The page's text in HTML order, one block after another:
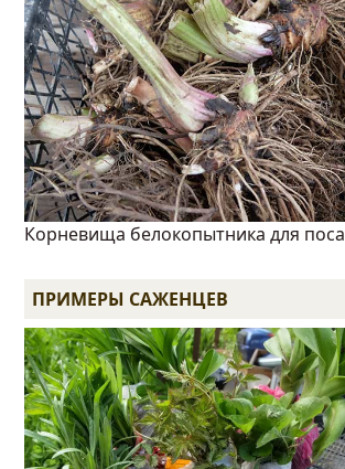
Корневища белокопытника для
ПРИМЕРЫ САЖЕНЦЕВ